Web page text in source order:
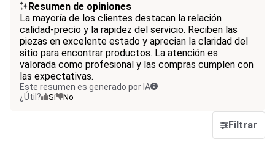
Resumen de opiniones
La mayoría de los clientes destacan la relación
calidad-precio y la rapidez del servicio. Reciben las
piezas en excelente estado y aprecian la claridad del
sitio para encontrar productos. La atención es
valorada como profesional y las compras cumplen con
las expectativas.
Este resumen es generado por IA
¿Útil?
Sí No
Filtrar